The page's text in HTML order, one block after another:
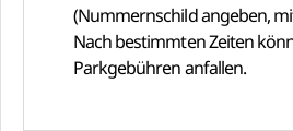
(Nummernschild angeben,
Nach bestimmten Zeiten
Parkgebühren anfallen.